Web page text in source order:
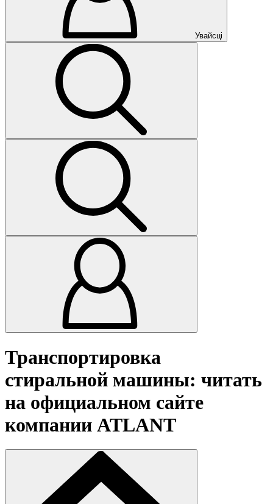
Увайсці
Транспортировка
стиральной машины: читать
на официальном сайте
компании ATLANT